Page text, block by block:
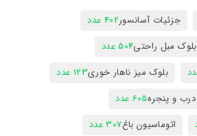
جزئیات آسانسور402 عدد
بلوک مبل راحتی504 عدد
بلوک میز ناهار خوری123 عدد
درب و پنجره605 عدد
اتوماسیون باغ307 عدد